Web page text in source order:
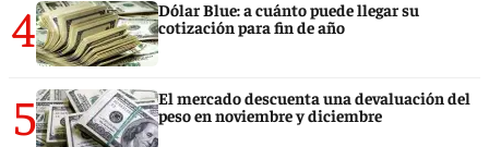
4
Dólar Blue: a cuánto puede llegar su
cotización para fin de año
5
El mercado descuenta una devaluación del
peso en noviembre y diciembre